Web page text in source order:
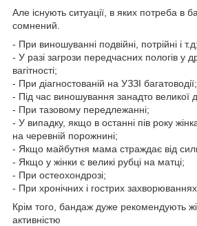
Але існують ситуації, в яких потреба в
сомнений.
- При виношуванні подвійні, потрійні і т.д;
- У разі загрози передчасних пологів у
вагітності;
- При діагностованій на УЗЗІ багатоводії;
- Під час виношування занадто великої
- При тазовому передлежанні;
- У випадку, якщо в останні пів року
на черевній порожнині;
- Якщо майбутня мама страждає від
- Якщо у жінки є великі рубці на матці;
- При остеохондрозі;
- При хронічних і гострих
Крім того, бандаж дуже рекомендують
активністю